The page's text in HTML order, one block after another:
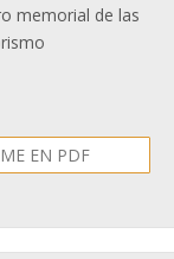
memorial de las
EN PDF